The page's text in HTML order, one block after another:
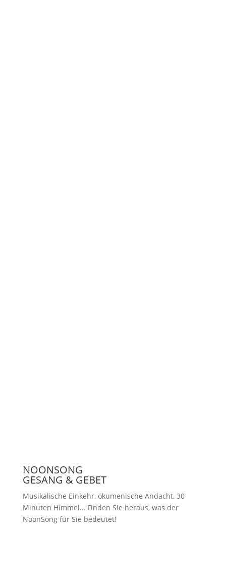
NOONSONG
GESANG & GEBET
Musikalische Einkehr, ökumenische Andacht, 30
Minuten Himmel… Finden Sie heraus, was der
NoonSong für Sie bedeutet!